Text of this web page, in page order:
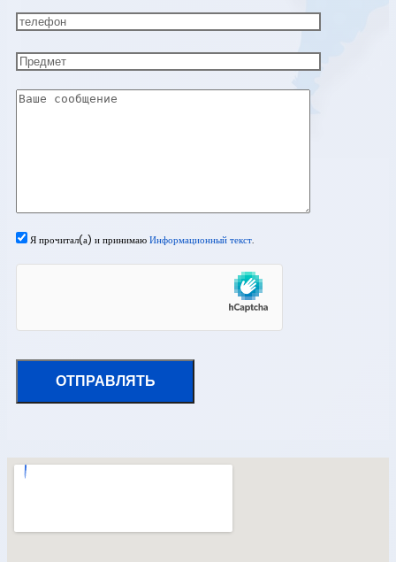
Я прочитал(а) и принимаюИнформационный текст.